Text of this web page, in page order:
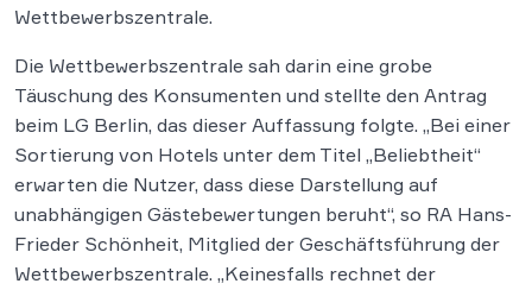
Wettbewerbszentrale.
Die Wettbewerbszentrale sah darin eine grobe
Täuschung des Konsumenten und stellte den Antrag
beim LG Berlin, das dieser Auffassung folgte. „Bei einer
Sortierung von Hotels unter dem Titel „Beliebtheit“
erwarten die Nutzer, dass diese Darstellung auf
unabhängigen Gästebewertungen beruht“, so RA Hans-
Frieder Schönheit, Mitglied der Geschäftsführung der
Wettbewerbszentrale. „Keinesfalls rechnet der